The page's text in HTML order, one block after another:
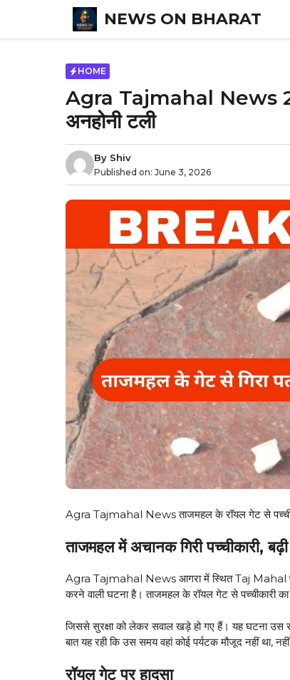
content
NEWS ON BHARAT
HOME
Agra Tajmahal News
अनहोनी टली
By Shiv
Published on: June 3, 2026
Agra Tajmahal News ताजमहल के रॉयल गेट से
ताजमहल में अचानक गिरी पच्चीकारी, बढ़ी
Agra Tajmahal News आगरा में स्थित Taj Mahal एक
करने वाली घटना है। ताजमहल के रॉयल गेट से पच्चीकारी
जिससे सुरक्षा को लेकर सवाल खड़े हो गए हैं। यह घटना
बात यह रही कि उस समय वहां कोई पर्यटक मौजूद नहीं था,
रॉयल गेट पर हादसा